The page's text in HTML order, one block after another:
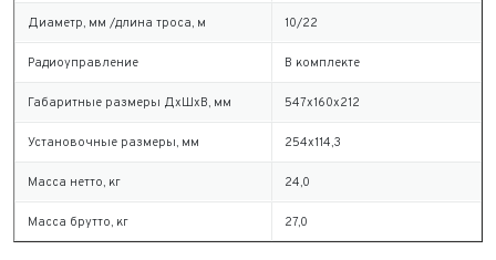
Диаметр, мм /длина троса, м 10/22
Радиоуправление В комплекте
Габаритные размеры ДхШхВ, мм 547х160х212
Установочные размеры, мм 254х114,3
Масса нетто, кг 24,0
Масса брутто, кг 27,0